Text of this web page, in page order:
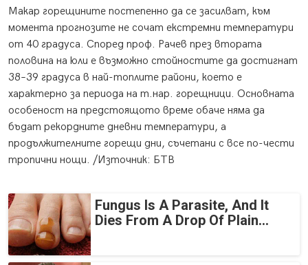
Макар горещините постепенно да се засилват, към
момента прогнозите не сочат екстремни температури
от 40 градуса. Според проф. Рачев през втората
половина на юли е възможно стойностите да достигнат
38–39 градуса в най-топлите райони, което е
характерно за периода на т.нар. горещници. Основната
особеност на предстоящото време обаче няма да
бъдат рекордните дневни температури, а
продължителните горещи дни, съчетани с все по-чести
тропични нощи. /Източник: БТВ
Fungus Is A Parasite, And It
Dies From A Drop Of Plain...